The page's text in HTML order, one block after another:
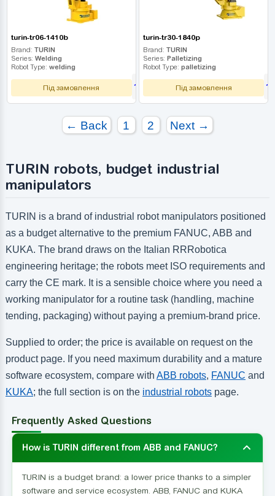
turin-tr06-1410b
Brand: TURIN
Series: Welding
Robot Type: welding
Під замовлення 1 080 000UAH
turin-tr30-1840p
Brand: TURIN
Series: Palletizing
Robot Type: palletizing
Під замовлення 1
← Back 1 2 Next →
TURIN robots, budget industrial
manipulators
TURIN is a brand of industrial robot manipulators positioned
as a budget alternative to the premium FANUC, ABB and
KUKA. The brand draws on the Italian RRRobotica
engineering heritage; the robots meet ISO requirements and
carry the CE mark. It is a sensible choice where you need a
working manipulator for a routine task (handling, machine
tending, packaging) without paying a premium-brand price.
Supplied to order; the price is available on request on the
product page. If you need maximum durability and a mature
software ecosystem, compare with ABB robots, FANUC and
KUKA; the full section is on the industrial robotspage.
Frequently Asked Questions
How is TURIN different from ABB and FANUC?
TURIN is a budget brand: a lower price thanks to a simpler
software and service ecosystem. ABB, FANUC and KUKA